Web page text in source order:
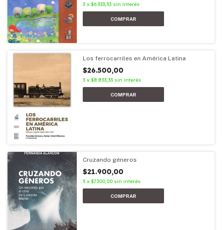
3 x $6.333,33 sin interés
Los ferrocarriles en América Latina
$26.500,00
3 x $8.833,33 sin interés
Cruzando géneros
$21.900,00
3 x $7.300,00 sin interés